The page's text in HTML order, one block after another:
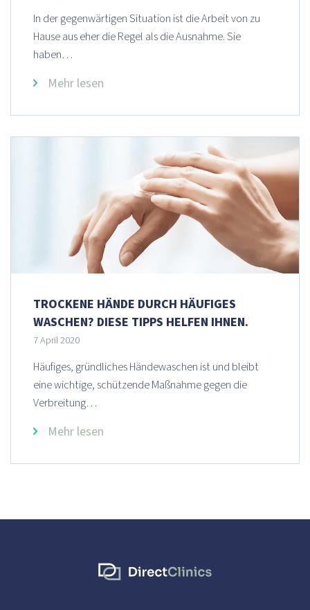
In der gegenwärtigen Situation ist die Arbeit von zu
Hause aus eher die Regel als die Ausnahme. Sie
haben…
Mehr lesen
TROCKENE HÄNDE DURCH HÄUFIGES
WASCHEN? DIESE TIPPS HELFEN IHNEN.
7 April 2020
Häufiges, gründliches Händewaschen ist und bleibt
eine wichtige, schützende Maßnahme gegen die
Verbreitung…
Mehr lesen